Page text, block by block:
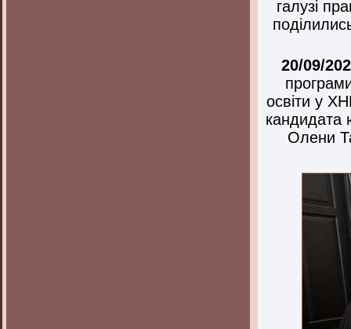
галузі
20/09/
освіти у
кандидата
Олени